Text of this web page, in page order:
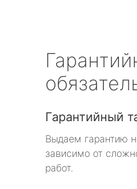
Гарантийный
Выдаем гарантию
зависимо от
работ.